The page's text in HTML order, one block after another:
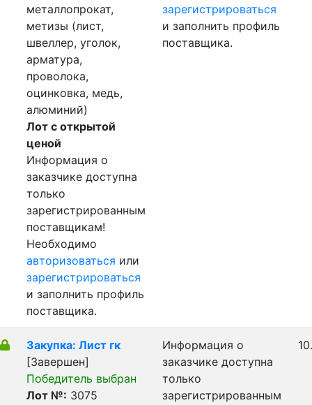
металлопрокат,
метизы (лист,
швеллер, уголок,
арматура,
проволока,
оцинковка, медь,
алюминий)
Лот с открытой
ценой
Информация о
заказчике доступна
только
зарегистрированным
поставщикам!
Необходимо
авторизоваться или
зарегистрироваться
и заполнить профиль
поставщика.
зарегистрироваться
и заполнить профиль
поставщика.
Закупка: Лист гк
[Завершен]
Победитель выбран
Лот №: 3075
Информация о
заказчике доступна
только
зарегистрированным